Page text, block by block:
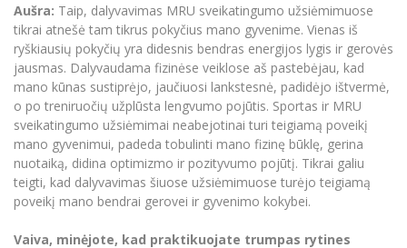
Aušra: Taip, dalyvavimas MRU sveikatingumo užsiėmimuose
tikrai atnešė tam tikrus pokyčius mano gyvenime. Vienas iš
ryškiausių pokyčių yra didesnis bendras energijos lygis ir gerovės
jausmas. Dalyvaudama fizinėse veiklose aš pastebėjau, kad
mano kūnas sustiprėjo, jaučiuosi lankstesnė, padidėjo ištvermė,
o po treniruočių užplūsta lengvumo pojūtis. Sportas ir MRU
sveikatingumo užsiėmimai neabejotinai turi teigiamą poveikį
mano gyvenimui, padeda tobulinti mano fizinę būklę, gerina
nuotaiką, didina optimizmo ir pozityvumo pojūtį. Tikrai galiu
teigti, kad dalyvavimas šiuose užsiėmimuose turėjo teigiamą
poveikį mano bendrai gerovei ir gyvenimo kokybei.
Vaiva, minėjote, kad praktikuojate trumpas rytines